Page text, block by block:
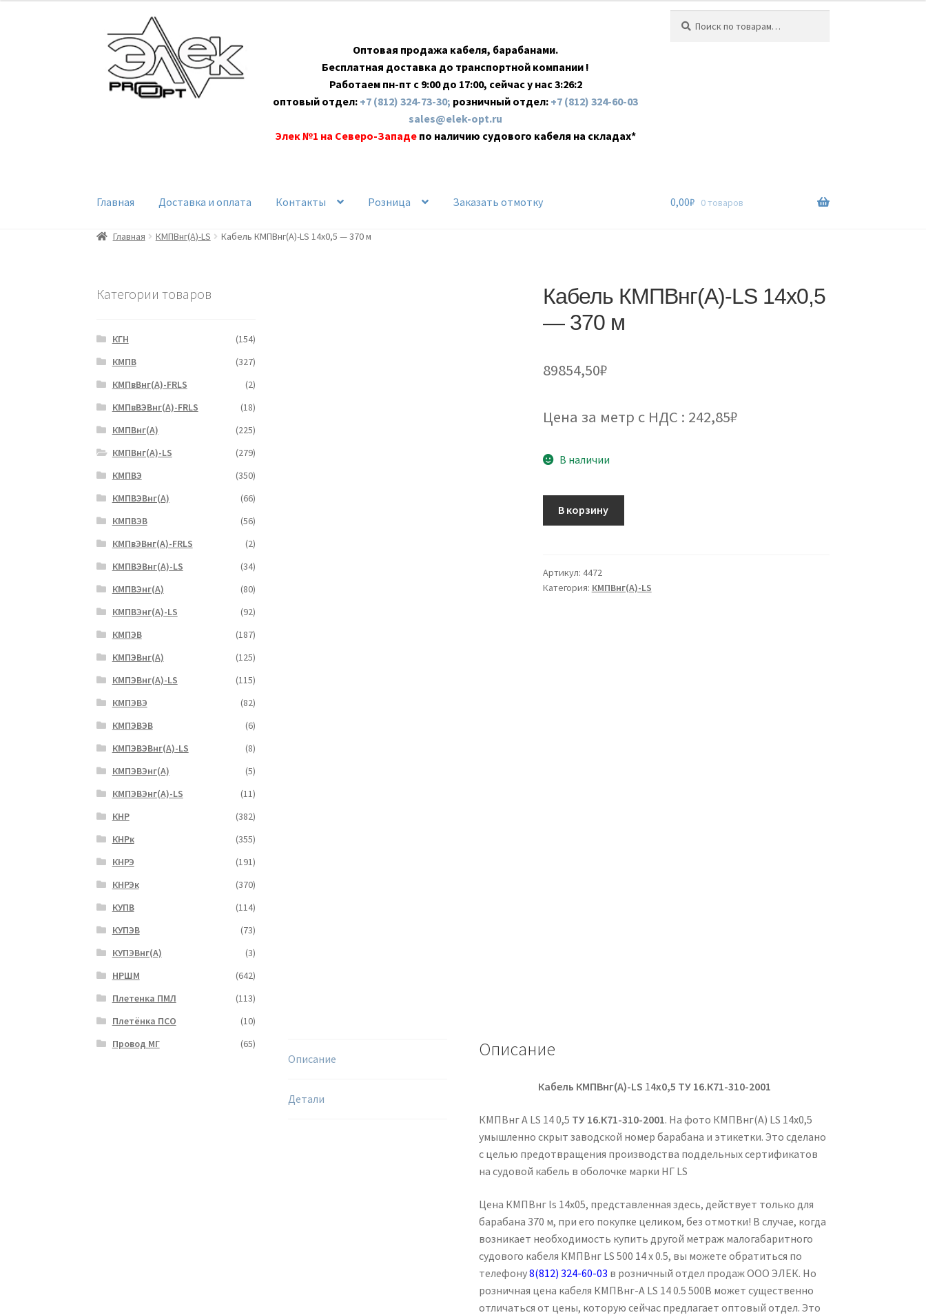
навигации
содержимому
Оптовая продажа кабеля, барабанами.
Бесплатная доставка до транспортной компании !
Работаем пн-пт с 9:00 до 17:00, сейчас у нас3:26:3
оптовый отдел: +7 (812) 324-73-30; розничный отдел: +7 (812) 324-60-03
sales@elek-opt.ru
Элек №1 на Северо-Западе по наличию судового кабеля на складах*
Главная Доставка и оплата Контакты Розница Заказать отмотку 0,00₽ 0 товаров
Главная КМПВнг(А)-LS Кабель КМПВнг(А)-LS 14х0,5 — 370 м
Кабель КМПВнг(А)-LS 14х0,5
— 370 м
89854,50₽
Цена за метр с НДС : 242,85₽
В наличии
LS
14х0,5
В корзину
Артикул: 4472
Категория: КМПВнг(А)-LS
Описание
Детали
Описание
Кабель КМПВнг(А)-LS 14х0,5 ТУ 16.К71-310-2001
КМПВнг А LS 14 0,5 ТУ 16.К71-310-2001. На фото КМПВнг(А) LS 14х0,5
умышленно скрыт заводской номер барабана и этикетки. Это сделано
с целью предотвращения производства поддельных сертификатов
на судовой кабель в оболочке марки НГ LS
Цена КМПВнг ls 14х05, представленная здесь, действует только для
барабана 370 м, при его покупке целиком, без отмотки! В случае, когда
возникает необходимость купить другой метраж малогабаритного
судового кабеля КМПВнг LS 500 14 х 0.5, вы можете обратиться по
телефону8(812) 324-60-03 в розничный отдел продаж ООО ЭЛЕК. Но
розничная цена кабеля КМПВнг-А LS 14 0.5 500В может существенно
отличаться от цены, которую сейчас предлагает оптовый отдел. Это
Категории товаров
КГН
(154)
КМПВ
(327)
КМПвВнг(А)-FRLS
(2)
КМПвВЭВнг(А)-FRLS
(18)
КМПВнг(А)
(225)
КМПВнг(А)-LS
(279)
КМПВЭ
(350)
КМПВЭBнг(А)
(66)
КМПВЭВ
(56)
КМПвЭВнг(А)-FRLS
(2)
КМПВЭВнг(А)-LS
(34)
КМПВЭнг(А)
(80)
КМПВЭнг(А)-LS
(92)
КМПЭВ
(187)
КМПЭВнг(А)
(125)
КМПЭВнг(А)-LS
(115)
КМПЭВЭ
(82)
КМПЭВЭВ
(6)
КМПЭВЭВнг(А)-LS
(8)
КМПЭВЭнг(А)
(5)
КМПЭВЭнг(А)-LS
(11)
КНР
(382)
КНРк
(355)
КНРЭ
(191)
КНРЭк
(370)
КУПВ
(114)
КУПЭВ
(73)
КУПЭВнг(А)
(3)
НРШМ
(642)
Плетенка ПМЛ
(113)
Плетёнка ПСО
(10)
Провод МГ
(65)